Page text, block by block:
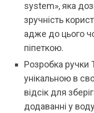
system», яка
зручність
адже до цього
піпеткою.
Розробка ручки
унікальною в
відсік для
додаванні у